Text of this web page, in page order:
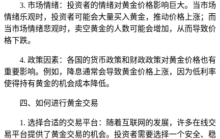
3. 市场情绪：投资者的情绪对黄金价格影响巨大。当市场
情绪乐观时，投资者可能会大量买入黄金，推动价格上涨；而
当市场情绪悲观时，卖空黄金的人数可能会增加，从而导致价
格下跌。
4. 政策因素：各国的货币政策和财政政策对黄金价格也有
重要影响。例如，降息通常会导致黄金价格上涨，因为低利率
使得持有黄金的机会成本降低。
四、如何进行黄金交易
1. 选择合适的交易平台：随着互联网的发展，许多在线交
易平台提供了黄金交易的机会。投资者需要选择一个安全、稳